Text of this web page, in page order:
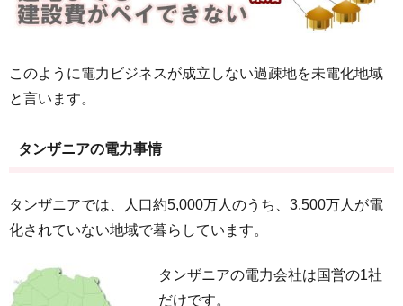
このように電力ビジネスが成立しない過疎地を未電化地域
と言います。
タンザニアの電力事情
タンザニアでは、人口約5,000万人のうち、3,500万人が電
化されていない地域で暮らしています。
タンザニアの電力会社は国営の1社
だけです。